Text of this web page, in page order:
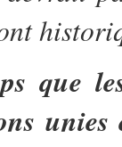
que